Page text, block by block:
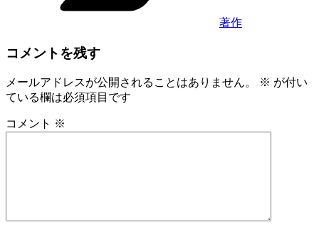
著作
コメントを残す
メールアドレスが公開されることはありません。 ※ が付い
ている欄は必須項目です
コメント ※